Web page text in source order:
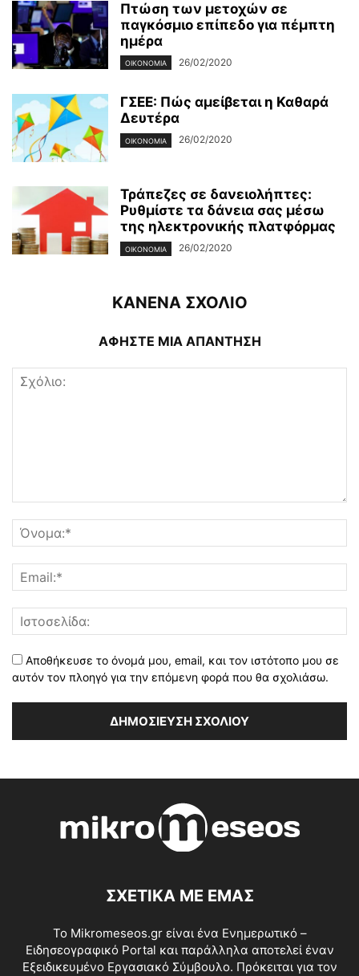
Πτώση των μετοχών σε
παγκόσμιο επίπεδο για πέμπτη
ημέρα
ΟΙΚΟΝΟΜΊΑ 26/02/2020
ΓΣΕΕ: Πώς αμείβεται η Καθαρά
Δευτέρα
ΟΙΚΟΝΟΜΊΑ 26/02/2020
Τράπεζες σε δανειολήπτες:
Ρυθμίστε τα δάνεια σας μέσω
της ηλεκτρονικής πλατφόρμας
ΟΙΚΟΝΟΜΊΑ 26/02/2020
ΚΑΝΕΝΑ ΣΧΟΛΙΟ
ΑΦΗΣΤΕ ΜΙΑ ΑΠΑΝΤΗΣΗ
Αποθήκευσε το όνομά μου, email, και τον ιστότοπο μου σε
αυτόν τον πλοηγό για την επόμενη φορά που θα σχολιάσω.
ΣΧΕΤΙΚΑ ΜΕ ΕΜΑΣ
Το Mikromeseos.gr είναι ένα Ενημερωτικό –
Ειδησεογραφικό Portal και παράλληλα αποτελεί έναν
Εξειδικευμένο Εργασιακό Σύμβουλο. Πρόκειται για τον